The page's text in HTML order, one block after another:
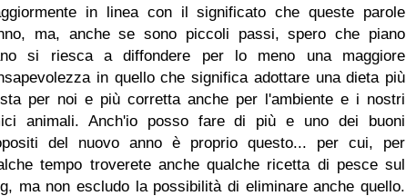
in linea con il significato che queste parole
ma, anche se sono piccoli passi, spero che piano
si riesca a diffondere per lo meno una maggiore
in quello che significa adottare una dieta più
per noi e più corretta anche per l'ambiente e i nostri
animali. Anch'io posso fare di più e uno dei buoni
del nuovo anno è proprio questo... per cui, per
tempo troverete anche qualche ricetta di pesce sul
ma non escludo la possibilità di eliminare anche quello.